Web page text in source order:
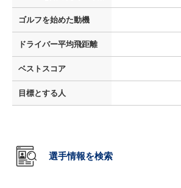
ゴルフを始めた動機
ドライバー平均飛距離
ベストスコア
目標とする人
選手情報を検索